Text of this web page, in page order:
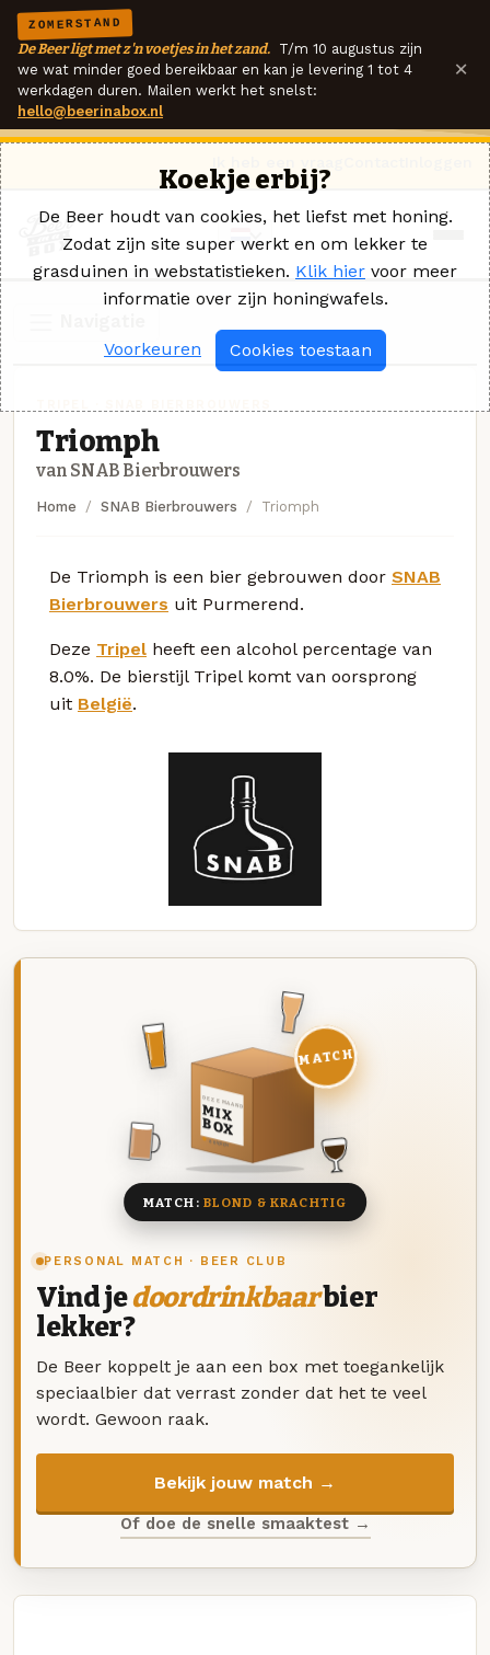
ZOMERSTAND
De Beer ligt met z'n voetjes in het zand. T/m 10 augustus zijn
we wat minder goed bereikbaar en kan je levering 1 tot 4
werkdagen duren. Mailen werkt het snelst:
hello@beerinabox.nl
×
Triomph
van SNAB Bierbrouwers
Home SNAB Bierbrouwers Triomph
De Triomph is een bier gebrouwen door SNAB
Bierbrouwers uit Purmerend.
Deze Tripel heeft een alcohol percentage van
8.0%. De bierstijl Tripel komt van oorsprong
uit België.
PERSONAL MATCH · BEER CLUB
Vind jedoordrinkbaarbier
lekker?
De Beer koppelt je aan een box met toegankelijk
speciaalbier dat verrast zonder dat het te veel
wordt. Gewoon raak.
Bekijk jouw match →
Of doe de snelle smaaktest →
DEZE MAAND
MIX
BOX
8 BIEREN
MATCH
MATCH: BLOND & KRACHTIG
Koekje erbij?
De Beer houdt van cookies, het liefst met honing.
Zodat zijn site super werkt en om lekker te
grasduinen in webstatistieken. Klik hier voor meer
informatie over zijn honingwafels.
Voorkeuren Cookies toestaan